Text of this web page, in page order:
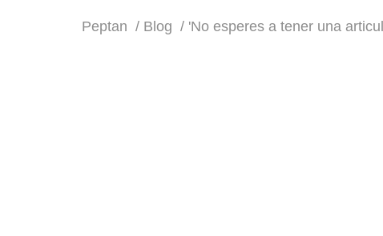
Peptan Blog 'No esperes a tener una